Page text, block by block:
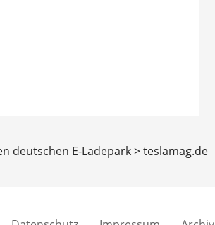
deutschen E-Ladepark > teslamag.de